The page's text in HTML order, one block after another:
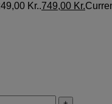
Kr..749,00 Kr.